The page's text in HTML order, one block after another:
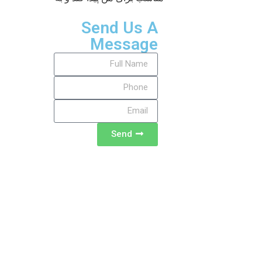
Send Us A
Message
Send